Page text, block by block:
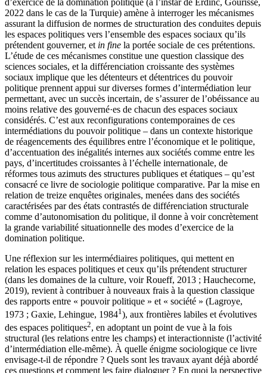
2022 dans le cas de la Turquie) amène à interroger les mécanismes
assurant la diffusion de normes de structuration des conduites depuis
les espaces politiques vers l’ensemble des espaces sociaux qu’ils
prétendent gouverner, et in fine la portée sociale de ces prétentions.
L’étude de ces mécanismes constitue une question classique des
sciences sociales, et la différenciation croissante des systèmes
sociaux implique que les détenteurs et détentrices du pouvoir
politique prennent appui sur diverses formes d’intermédiation leur
permettant, avec un succès incertain, de s’assurer de l’obéissance au
moins relative des gouverné·es de chacun des espaces sociaux
considérés. C’est aux reconfigurations contemporaines de ces
intermédiations du pouvoir politique – dans un contexte historique
de réagencements des équilibres entre l’économique et le politique,
d’accentuation des inégalités internes aux sociétés comme entre les
pays, d’incertitudes croissantes à l’échelle internationale, de
réformes tous azimuts des structures publiques et étatiques – qu’est
consacré ce livre de sociologie politique comparative. Par la mise en
relation de treize enquêtes originales, menées dans des sociétés
caractérisées par des états contrastés de différenciation structurale
comme d’autonomisation du politique, il donne à voir concrètement
la grande variabilité situationnelle des modes d’exercice de la
domination politique.
Une réflexion sur les intermédiaires politiques, qui mettent en
relation les espaces politiques et ceux qu’ils prétendent structurer
(dans les domaines de la culture, voirRoueff, 2013 ; Hauchecorne,
2019), revient à contribuer à nouveaux frais à la question classique
des rapports entre « pouvoir politique » et « société » (Lagroye,
1973 ; Gaxie, Lehingue, 19841 ), aux frontières labiles et évolutives
des espaces politiques2, en adoptant un point de vue à la fois
structural (les relations entre les champs) et interactionniste (l’activité
d’intermédiation elle-même). À quelle énigme sociologique ce livre
envisage-t-il de répondre ? Quels sont les travaux ayant déjà abordé
ces questions et comment les faire dialoguer ? En quoi la perspective